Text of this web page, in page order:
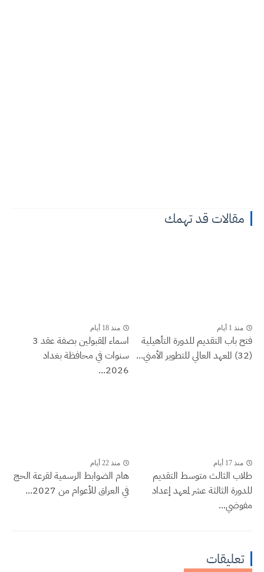
مقالات قد تهمك
منذ 1 أيام
فتح باب التقديم للدورة التأهيلية
(32) المعهد العالي للتطوير الأمني...
منذ 18 أيام
اسماء المقبولين بصفة عقد 3
سنوات في محافظة بغداد
2026...
منذ 17 أيام
طلاب الثالث متوسط التقديم
للدورة الثالثة عشر لمعهد إعداد
مفوضي...
منذ 22 أيام
هام الضوابط الرسمية لقرعة الحج
في العراق للأعوام من 2027...
تعليقات